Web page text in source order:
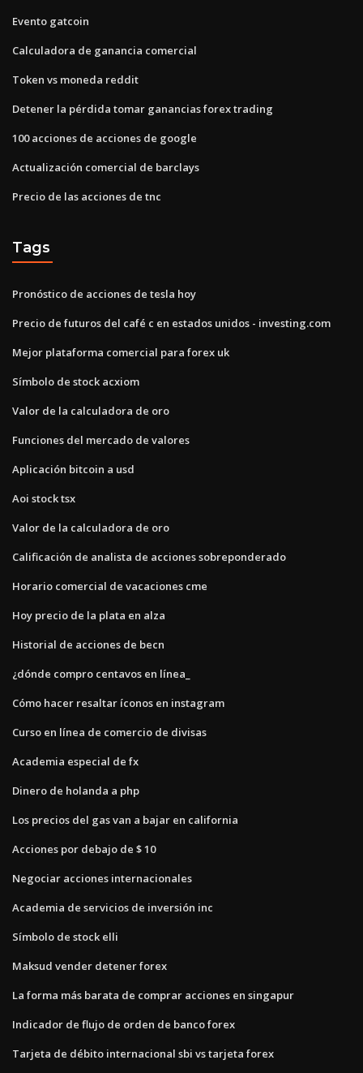
Evento gatcoin
Calculadora de ganancia comercial
Token vs moneda reddit
Detener la pérdida tomar ganancias forex trading
100 acciones de acciones de google
Actualización comercial de barclays
Precio de las acciones de tnc
Tags
Pronóstico de acciones de tesla hoy
Precio de futuros del café c en estados unidos - investing.com
Mejor plataforma comercial para forex uk
Símbolo de stock acxiom
Valor de la calculadora de oro
Funciones del mercado de valores
Aplicación bitcoin a usd
Aoi stock tsx
Valor de la calculadora de oro
Calificación de analista de acciones sobreponderado
Horario comercial de vacaciones cme
Hoy precio de la plata en alza
Historial de acciones de becn
¿dónde compro centavos en línea_
Cómo hacer resaltar íconos en instagram
Curso en línea de comercio de divisas
Academia especial de fx
Dinero de holanda a php
Los precios del gas van a bajar en california
Acciones por debajo de $ 10
Negociar acciones internacionales
Academia de servicios de inversión inc
Símbolo de stock elli
Maksud vender detener forex
La forma más barata de comprar acciones en singapur
Indicador de flujo de orden de banco forex
Tarjeta de débito internacional sbi vs tarjeta forex